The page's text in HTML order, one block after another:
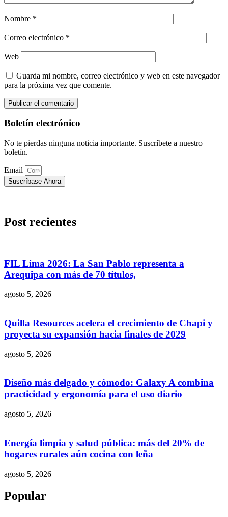
Nombre *
Correo electrónico *
Web
Guarda mi nombre, correo electrónico y web en este navegador
para la próxima vez que comente.
Boletín electrónico
No te pierdas ninguna noticia importante. Suscríbete a nuestro
boletín.
Email
Suscríbase Ahora
Post recientes
FIL Lima 2026: La San Pablo representa a
Arequipa con más de 70 títulos,
agosto 5, 2026
Quilla Resources acelera el crecimiento de Chapi y
proyecta su expansión hacia finales de 2029
agosto 5, 2026
Diseño más delgado y cómodo: Galaxy A combina
practicidad y ergonomía para el uso diario
agosto 5, 2026
Energía limpia y salud pública: más del 20% de
hogares rurales aún cocina con leña
agosto 5, 2026
Popular